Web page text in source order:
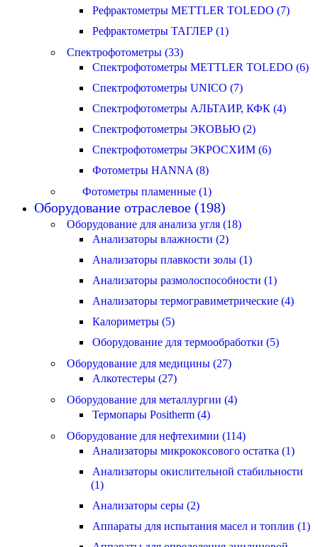
Рефрактометры METTLER TOLEDO (7)
Рефрактометры ТАГЛЕР (1)
Спектрофотометры (33)
Спектрофотометры METTLER TOLEDO (6)
Спектрофотометры UNICO (7)
Спектрофотометры АЛЬТАИР, КФК (4)
Спектрофотометры ЭКОВЬЮ (2)
Спектрофотометры ЭКРОСХИМ (6)
Фотометры HANNA (8)
Фотометры пламенные (1)
Оборудование отраслевое (198)
Оборудование для анализа угля (18)
Анализаторы влажности (2)
Анализаторы плавкости золы (1)
Анализаторы размолоспособности (1)
Анализаторы термогравиметрические (4)
Калориметры (5)
Оборудование для термообработки (5)
Оборудование для медицины (27)
Алкотестеры (27)
Оборудование для металлургии (4)
Термопары Positherm (4)
Оборудование для нефтехимии (114)
Анализаторы микрококсового остатка (1)
Анализаторы окислительной стабильности
(1)
Анализаторы серы (2)
Аппараты для испытания масел и топлив (1)